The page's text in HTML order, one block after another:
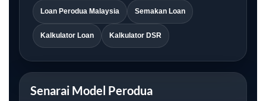
Loan Perodua Malaysia Semakan Loan
Kalkulator Loan Kalkulator DSR
Senarai Model Perodua